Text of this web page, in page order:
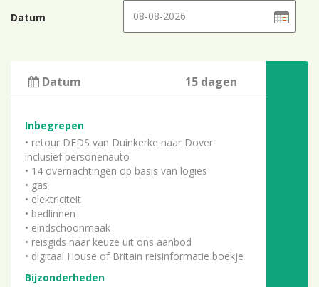
Datum
Datum 15 dagen
Inbegrepen
• retour DFDS van Duinkerke naar Dover
inclusief personenauto
• 14 overnachtingen op basis van logies
• gas
• elektriciteit
• bedlinnen
• eindschoonmaak
• reisgids naar keuze uit ons aanbod
• digitaal House of Britain reisinformatie boekje
Bijzonderheden